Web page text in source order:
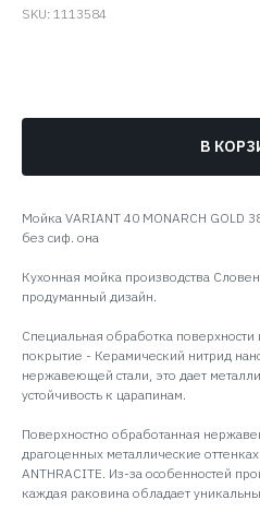
SKU: 1113584
В
Мойка VARIANT 40 MONARCH GOLD
без сиф. она
Кухонная мойка производства
продуманный дизайн.
Специальная обработка
покрытие - Керамический нитрид
нержавеющей стали, это дает
устойчивость к царапинам.
Поверхностно обработанная
драгоценных металлические
ANTHRACITE. Из-за особенностей
каждая раковина обладает